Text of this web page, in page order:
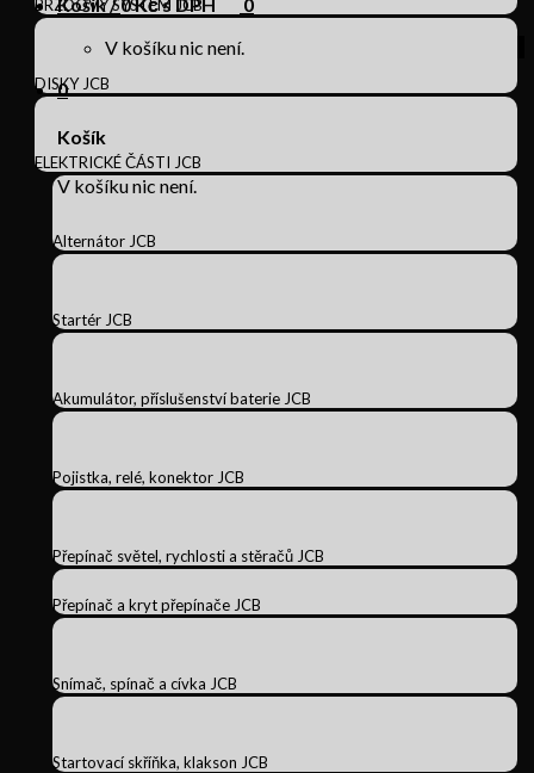
V košíku nic není.
0
Košík
V košíku nic není.
BRZDOVÝ SYSTÉM JCB
DISKY JCB
ELEKTRICKÉ ČÁSTI JCB
Alternátor JCB
Startér JCB
Akumulátor, příslušenství baterie JCB
Pojistka, relé, konektor JCB
Přepínač světel, rychlosti a stěračů JCB
Přepínač a kryt přepínače JCB
Snímač, spínač a cívka JCB
Startovací skříňka, klakson JCB